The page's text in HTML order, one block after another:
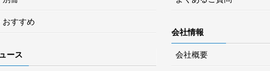
おすすめ
ース
会社情報
会社概要